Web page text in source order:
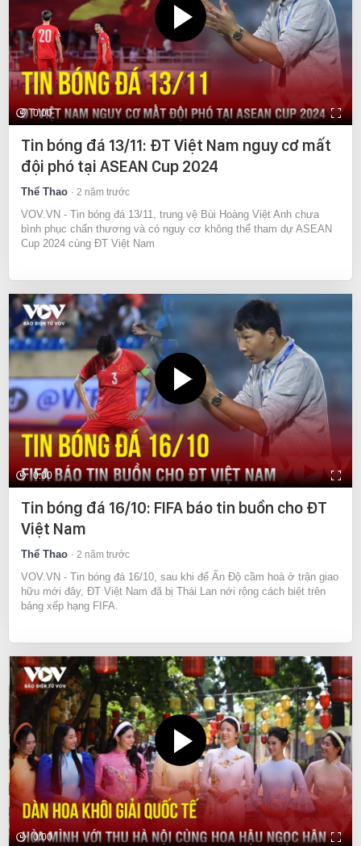
0:00
Tin bóng đá 13/11: ĐT Việt Nam nguy cơ mất
đội phó tại ASEAN Cup 2024
Thể Thao 2 năm trước
VOV.VN - Tin bóng đá 13/11, trung vệ Bùi Hoàng Việt Anh chưa
bình phục chấn thương và có nguy cơ không thể tham dự ASEAN
Cup 2024 cùng ĐT Việt Nam
0:00
Tin bóng đá 16/10: FIFA báo tin buồn cho ĐT
Việt Nam
Thể Thao 2 năm trước
VOV.VN - Tin bóng đá 16/10, sau khi để Ấn Độ cầm hoà ở trận giao
hữu mới đây, ĐT Việt Nam đã bị Thái Lan nới rộng cách biệt trên
bảng xếp hạng FIFA.
0:00